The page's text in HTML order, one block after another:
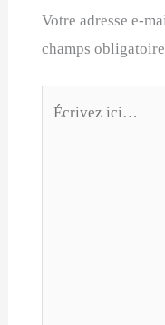
Votre adresse e-
champs